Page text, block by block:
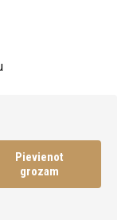
Pievienot
grozam